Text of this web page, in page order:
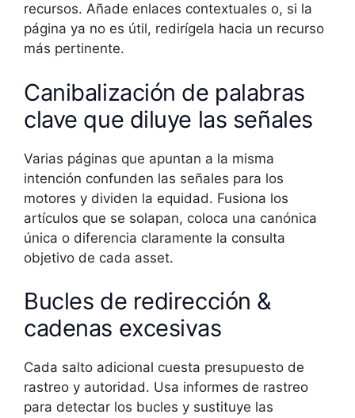
recursos. Añade enlaces contextuales o, si la
página ya no es útil, redirígela hacia un recurso
más pertinente.
Canibalización de palabras
clave que diluye las señales
Varias páginas que apuntan a la misma
intención confunden las señales para los
motores y dividen la equidad. Fusiona los
artículos que se solapan, coloca una canónica
única o diferencia claramente la consulta
objetivo de cada asset.
Bucles de redirección &
cadenas excesivas
Cada salto adicional cuesta presupuesto de
rastreo y autoridad. Usa informes de rastreo
para detectar los bucles y sustituye las